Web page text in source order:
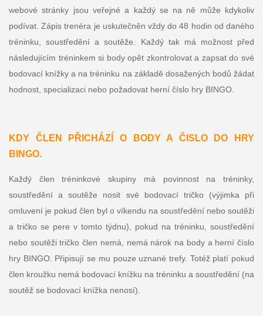
webové stránky jsou veřejné a každý se na ně může kdykoliv
podívat. Zápis trenéra je uskutečněn vždy do 48 hodin od daného
tréninku, soustředění a soutěže. Každý tak má možnost před
následujícím tréninkem si body opět zkontrolovat a zapsat do své
bodovací knížky a na tréninku na základě dosažených bodů žádat
hodnost, specializaci nebo požadovat herní číslo hry BINGO.
KDY ČLEN PŘICHÁZÍ O BODY A ČISLO DO HRY
BINGO.
Každý člen tréninkové skupiny má povinnost na tréninky,
soustředění a soutěže nosit své bodovací tričko (výjimka při
omluvení je pokud člen byl o víkendu na soustředění nebo soutěži
a tričko se pere v tomto týdnu), pokud na tréninku, soustředění
nebo soutěži tričko člen nemá, nemá nárok na body a herní číslo
hry BINGO. Připisují se mu pouze uznané trefy. Totéž platí pokud
člen kroužku nemá bodovací knížku na tréninku a soustředění (na
soutěž se bodovací knížka nenosí).